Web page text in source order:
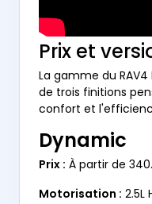
Prix et
La gamme du
de trois finitions
confort et
Dynamic
Prix : À partir de
Motorisation : 2.5L